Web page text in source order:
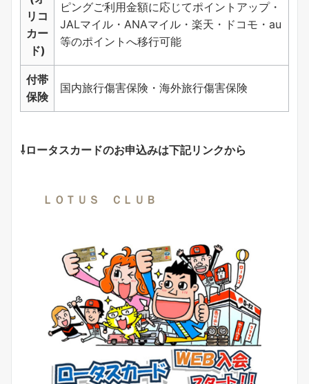
リコ
カー
ド)
ピングご利用金額に応じてポイントアップ・
JALマイル・ANAマイル・楽天・ドコモ・au
等のポイントへ移行可能
付帯
保険
国内旅行傷害保険・海外旅行傷害保険
⇩ロータスカードのお申込みは下記リンクから
ＬＯＴＵＳ ＣＬＵＢ